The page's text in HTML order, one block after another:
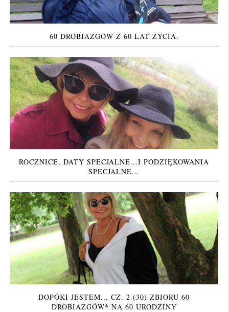
60 DROBIAZGÓW Z 60 LAT ŻYCIA.
ROCZNICE, DATY SPECJALNE...I PODZIĘKOWANIA
SPECJALNE...
DOPÓKI JESTEM... CZ. 2.(30) ZBIORU 60
DROBIAZGÓW* NA 60 URODZINY